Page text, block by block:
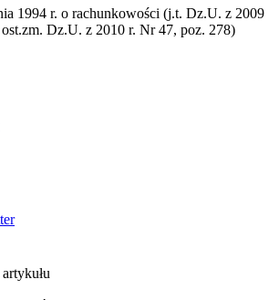
1994 r. o rachunkowości (j.t. Dz.U. z 2009
Dz.U. z 2010 r. Nr 47, poz. 278)